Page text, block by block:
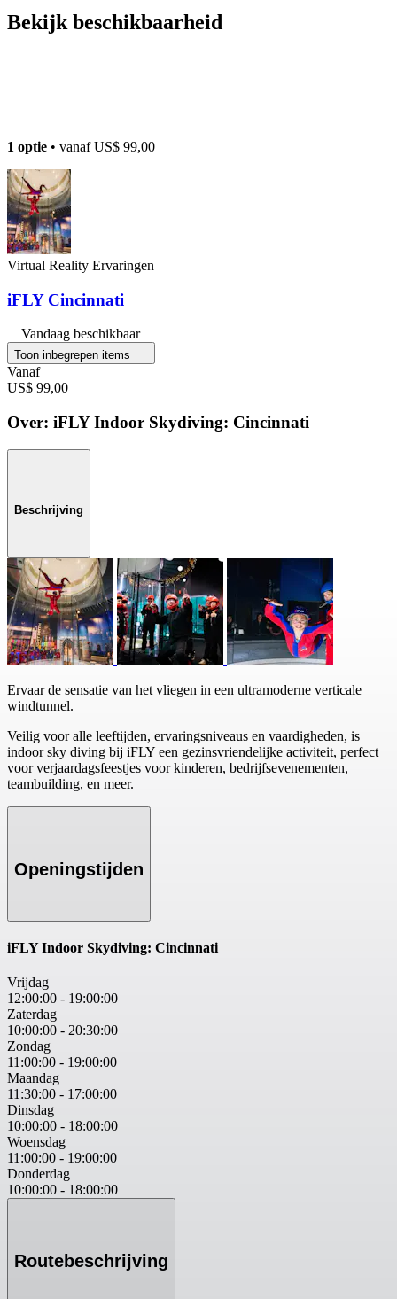
Bekijk beschikbaarheid
1 optie • vanafUS$ 99,00
Virtual Reality Ervaringen
iFLY Cincinnati
Vandaag beschikbaar
Toon inbegrepen items
Vanaf
US$ 99,00
Over: iFLY Indoor Skydiving: Cincinnati
Beschrijving
Ervaar de sensatie van het vliegen in een ultramoderne verticale
windtunnel.
Veilig voor alle leeftijden, ervaringsniveaus en vaardigheden, is
indoor sky diving bij iFLY een gezinsvriendelijke activiteit, perfect
voor verjaardagsfeestjes voor kinderen, bedrijfsevenementen,
teambuilding, en meer.
Openingstijden
iFLY Indoor Skydiving: Cincinnati
Vrijdag
12:00:00 - 19:00:00
Zaterdag
10:00:00 - 20:30:00
Zondag
11:00:00 - 19:00:00
Maandag
11:30:00 - 17:00:00
Dinsdag
10:00:00 - 18:00:00
Woensdag
11:00:00 - 19:00:00
Donderdag
10:00:00 - 18:00:00
Routebeschrijving